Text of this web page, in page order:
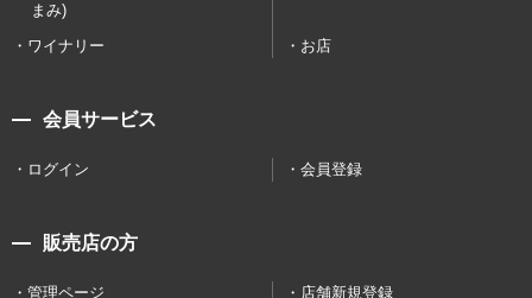
まみ)
ワイナリー お店
会員サービス
ログイン 会員登録
販売店の方
管理ページ 店舗新規登録